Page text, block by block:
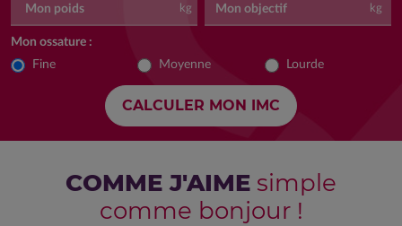
Mon poids kg Mon objectif kg
Mon ossature :
Fine Moyenne Lourde
COMME J'AIME simple
comme bonjour !